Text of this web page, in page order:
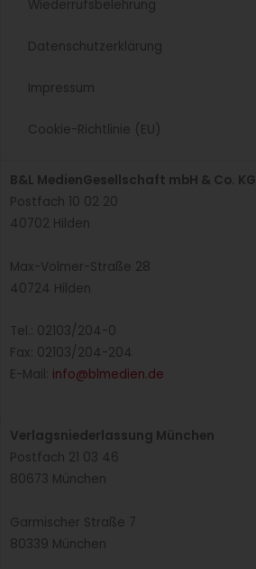
Die Preisverleihung in Bildern
des Jahres 2025
(Bewegt-)Bild-Impressionen von der
Weiterlesen »
Ausgezeichnet: 4 Preisträger
bzw. GV-Team des Jahres
Am Abend des 8. Oktober 2025 fand
die Auszeichnung des GV-Team des
die Gewinner.